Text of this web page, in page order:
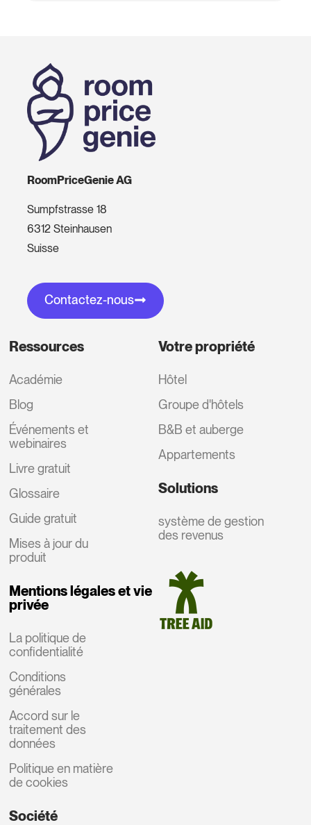
RoomPriceGenie AG
Sumpfstrasse 18
6312 Steinhausen
Suisse
Contactez-nous
Ressources
Académie
Blog
Événements et
webinaires
Livre gratuit
Glossaire
Guide gratuit
Mises à jour du
produit
Mentions légales et vie
privée
La politique de
confidentialité
Conditions
générales
Accord sur le
traitement des
données
Politique en matière
de cookies
Votre propriété
Hôtel
Groupe d'hôtels
B&B et auberge
Appartements
Solutions
système de gestion
des revenus
Société